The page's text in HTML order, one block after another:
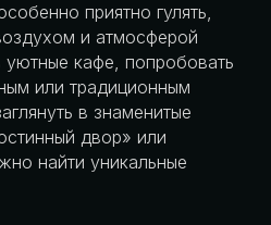
приятно гулять,
и атмосферой
кафе, попробовать
или традиционным
в знаменитые
двор» или
найти уникальные